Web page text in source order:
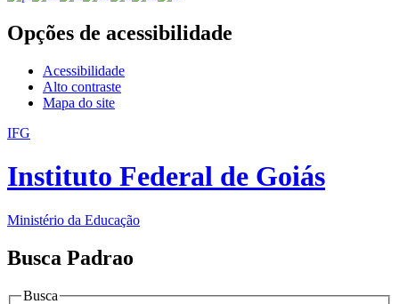
Opções de acessibilidade
Acessibilidade
Alto contraste
Mapa do site
IFG
Instituto Federal de Goiás
Ministério da Educação
Busca Padrao
Busca